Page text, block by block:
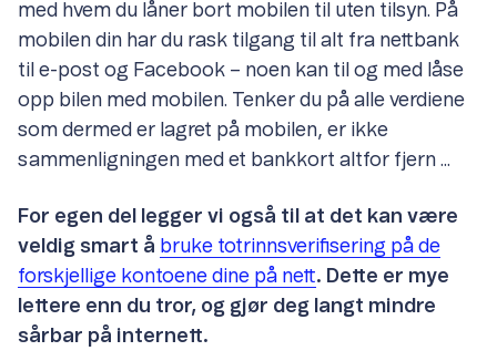
med hvem du låner bort mobilen til uten tilsyn. På
mobilen din har du rask tilgang til alt fra nettbank
til e-post og Facebook – noen kan til og med låse
opp bilen med mobilen. Tenker du på alle verdiene
som dermed er lagret på mobilen, er ikke
sammenligningen med et bankkort altfor fjern ...
For egen del legger vi også til at det kan være
veldig smart å bruke totrinnsverifisering på de
forskjellige kontoene dine på nett. Dette er mye
lettere enn du tror, og gjør deg langt mindre
sårbar på internett.